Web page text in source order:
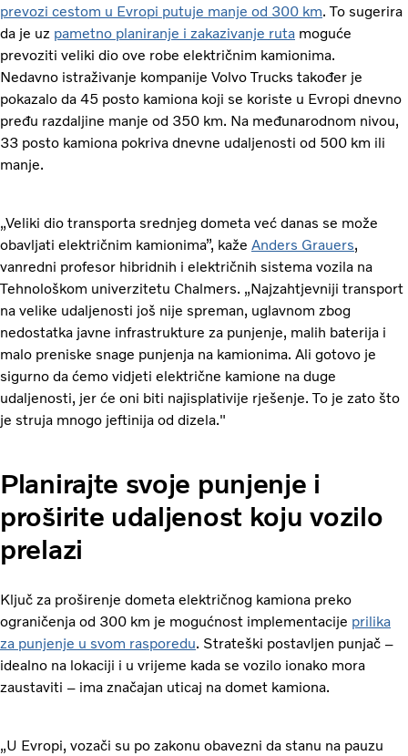
prevozi cestom u Evropi putuje manje od 300 km. To sugerira
da je uz pametno planiranje i zakazivanje ruta moguće
prevoziti veliki dio ove robe električnim kamionima.
Nedavno istraživanje kompanije Volvo Trucks također je
pokazalo da 45 posto kamiona koji se koriste u Evropi dnevno
pređu razdaljine manje od 350 km. Na međunarodnom nivou,
33 posto kamiona pokriva dnevne udaljenosti od 500 km ili
manje.
„Veliki dio transporta srednjeg dometa već danas se može
obavljati električnim kamionima”, kaže Anders Grauers,
vanredni profesor hibridnih i električnih sistema vozila na
Tehnološkom univerzitetu Chalmers. „Najzahtjevniji transport
na velike udaljenosti još nije spreman, uglavnom zbog
nedostatka javne infrastrukture za punjenje, malih baterija i
malo preniske snage punjenja na kamionima. Ali gotovo je
sigurno da ćemo vidjeti električne kamione na duge
udaljenosti, jer će oni biti najisplativije rješenje. To je zato što
je struja mnogo jeftinija od dizela."
Planirajte svoje punjenje i
proširite udaljenost koju vozilo
prelazi
Ključ za proširenje dometa električnog kamiona preko
ograničenja od 300 km je mogućnost implementacije prilika
za punjenje u svom rasporedu. Strateški postavljen punjač –
idealno na lokaciji i u vrijeme kada se vozilo ionako mora
zaustaviti – ima značajan uticaj na domet kamiona.
„U Evropi, vozači su po zakonu obavezni da stanu na pauzu